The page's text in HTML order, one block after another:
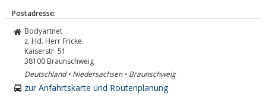
Postadresse:
Bodyartnet
z. Hd. Herr Fricke
Kaiserstr. 51
38100 Braunschweig
Deutschland • Niedersachsen • Braunschweig
zur Anfahrtskarte und Routenplanung